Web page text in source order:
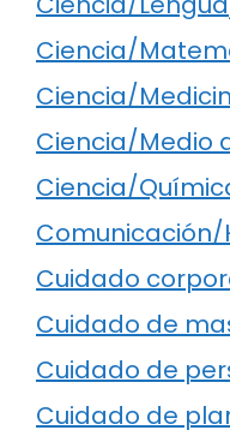
Ciencia/
Ciencia/
Ciencia/Medio
Ciencia/
Cuidado
Cuidado de
Cuidado de
Cuidado de